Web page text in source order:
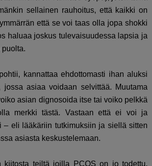
sellainen rauhoitus, että kaikki on
että se voi taas olla jopa shokki
haluaa joskus tulevaisuudessa lapsia ja
puolta.
kannattaa ehdottomasti ihan aluksi
jossa asiaa voidaan selvittää. Muutama
asian dignosoida itse tai voiko pelkkä
merkki tästä. Vastaan että ei voi ja
– eli lääkäriin tutkimuksiin ja siellä sitten
asiasta keskustelemaan.
kiitosta teiltä joilla PCOS on jo todettu.